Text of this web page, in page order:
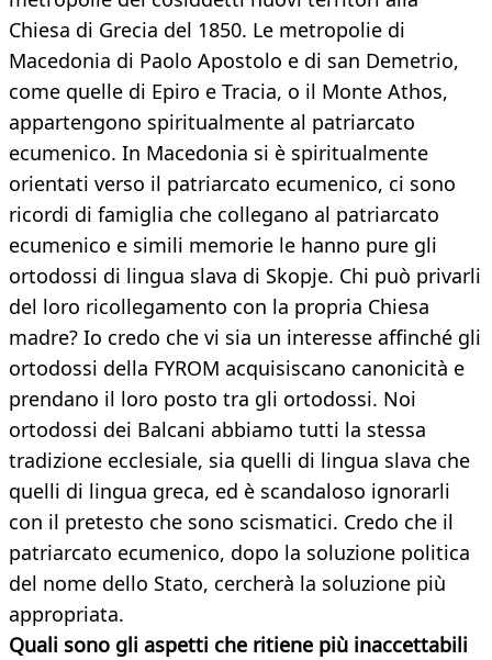
Chiesa di Grecia del 1850. Le metropolie di
Macedonia di Paolo Apostolo e di san Demetrio,
come quelle di Epiro e Tracia, o il Monte Athos,
appartengono spiritualmente al patriarcato
ecumenico. In Macedonia si è spiritualmente
orientati verso il patriarcato ecumenico, ci sono
ricordi di famiglia che collegano al patriarcato
ecumenico e simili memorie le hanno pure gli
ortodossi di lingua slava di Skopje. Chi può privarli
del loro ricollegamento con la propria Chiesa
madre? Io credo che vi sia un interesse affinché gli
ortodossi della FYROM acquisiscano canonicità e
prendano il loro posto tra gli ortodossi. Noi
ortodossi dei Balcani abbiamo tutti la stessa
tradizione ecclesiale, sia quelli di lingua slava che
quelli di lingua greca, ed è scandaloso ignorarli
con il pretesto che sono scismatici. Credo che il
patriarcato ecumenico, dopo la soluzione politica
del nome dello Stato, cercherà la soluzione più
appropriata.
Quali sono gli aspetti che ritiene più inaccettabili